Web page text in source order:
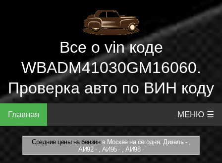
Все о vin коде
WBADM41030GM16060.
Проверка авто по ВИН коду
Главная МЕНЮ ☰
Средние цены на бензинв Москве на сегодня: Дизель - ,
АИ92 - , АИ95 - , АИ98 -